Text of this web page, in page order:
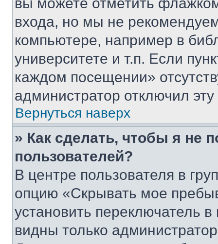
входа, но мы не
компьютере, например в
университете и т.п. Если
каждом посещении»
администратор отключил
Вернуться наверх
» Как сделать, чтобы я не
пользователей?
В центре пользователя в
опцию «Скрывать мое
установить переключатель
видны только